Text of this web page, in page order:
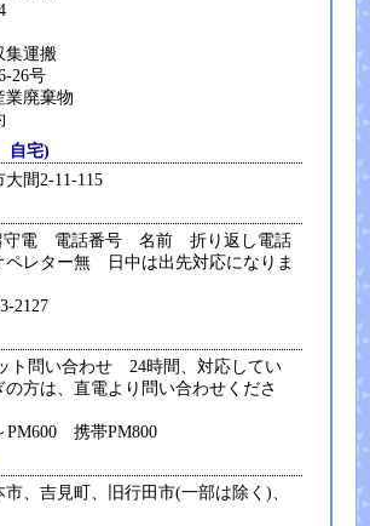
集運搬
26号
廃棄物
自宅)
間2-11-115
守電 電話番号 名前 折り返し電話
ペレター無 日中は出先対応になりま
2127
ト問い合わせ 24時間、対応してい
の方は、直電より問い合わせくださ
PM600 携帯PM800
、吉見町、旧行田市(一部は除く)、